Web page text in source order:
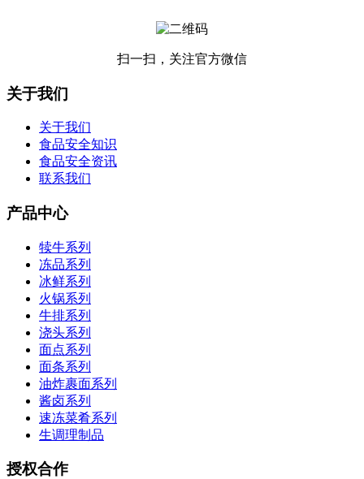
扫一扫，关注官方微信
关于我们
关于我们
食品安全知识
食品安全资讯
联系我们
产品中心
犊牛系列
冻品系列
冰鲜系列
火锅系列
牛排系列
浇头系列
面点系列
面条系列
油炸裹面系列
酱卤系列
速冻菜肴系列
生调理制品
授权合作